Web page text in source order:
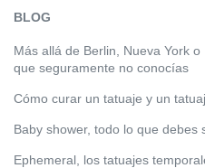
BLOG
Más allá de Berlin, Nueva York
que seguramente no conocías
Cómo curar un tatuaje y un
Baby shower, todo lo que debes
Ephemeral, los tatuajes